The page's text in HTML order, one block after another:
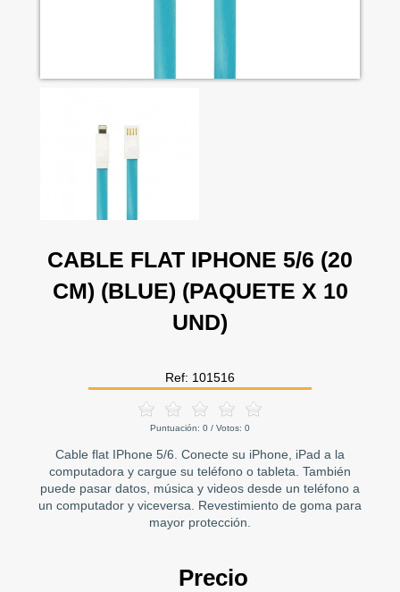
CABLE FLAT IPHONE 5/6 (20
CM) (BLUE) (PAQUETE X 10
UND)
Ref: 101516
Puntuación: 0 / Votos: 0
Cable flat IPhone 5/6. Conecte su iPhone, iPad a la
computadora y cargue su teléfono o tableta. También
puede pasar datos, música y videos desde un teléfono a
un computador y viceversa. Revestimiento de goma para
mayor protección.
Precio